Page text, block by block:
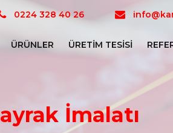
ÜRÜNLER ÜRETIM TESISI
0224 328 40 26
İmalatı